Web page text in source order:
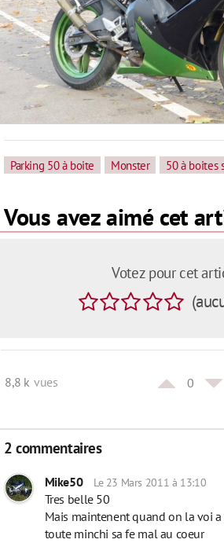
Parking 50 à boite Monster 50 à boites
Vous avez aimé cet
Votez pour cet
(
8,8 k vues 0
2 commentaires
Mike50 Le 23 Mars 2011 à 13:10
Tres belle 50
Mais maintenent quand on la voi
toute minchi sa fe mal au coeur